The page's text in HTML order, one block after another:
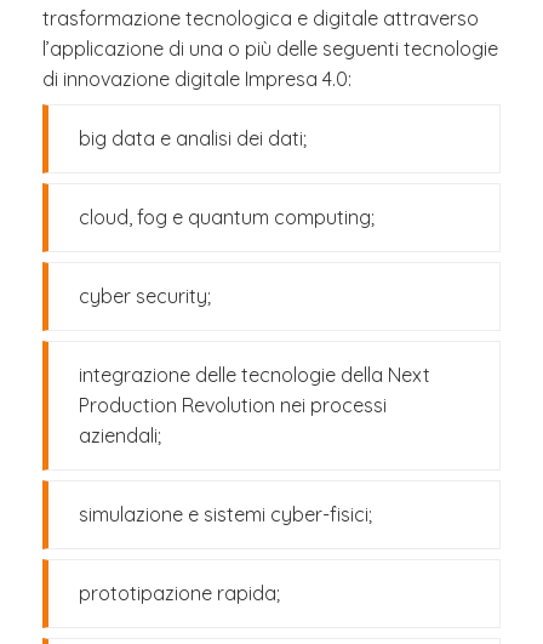
trasformazione tecnologica e digitale attraverso
l’applicazione di una o più delle seguenti tecnologie
di innovazione digitale Impresa 4.0:
big data e analisi dei dati;
cloud, fog e quantum computing;
cyber security;
integrazione delle tecnologie della Next
Production Revolution nei processi
aziendali;
simulazione e sistemi cyber-fisici;
prototipazione rapida;